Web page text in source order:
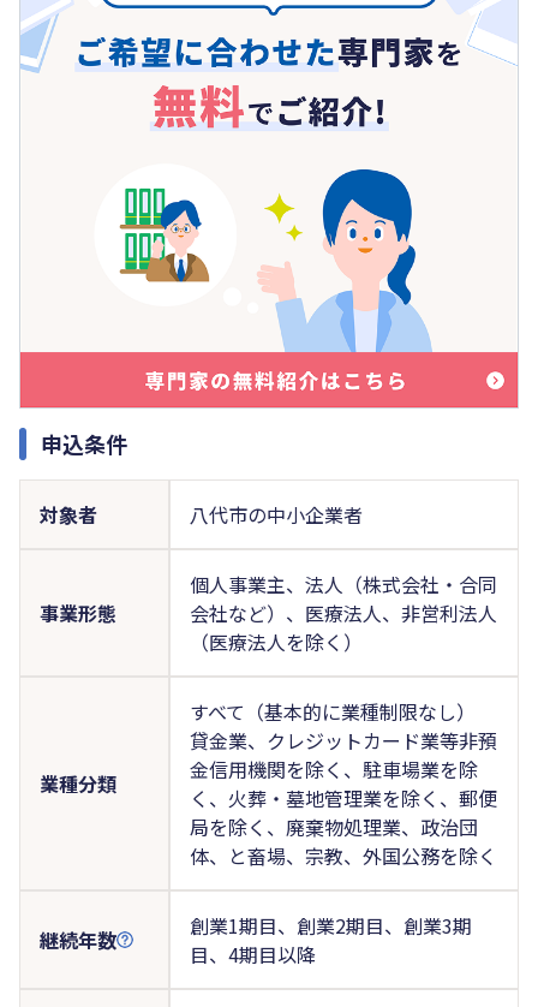
申込条件
対象者 八代市の中小企業者
事業形態
個人事業主、法人（株式会社・合同
会社など）、医療法人、非営利法人
（医療法人を除く）
業種分類
すべて（基本的に業種制限なし）
貸金業、クレジットカード業等非預
金信用機関を除く、駐車場業を除
く、火葬・墓地管理業を除く、郵便
局を除く、廃棄物処理業、政治団
体、と畜場、宗教、外国公務を除く
継続年数
創業1期目、創業2期目、創業3期
目、4期目以降